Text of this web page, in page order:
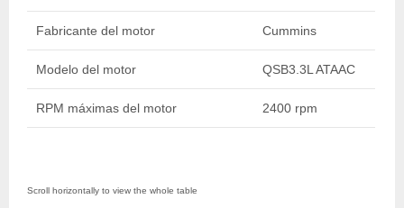
Fabricante del motor Cummins
Modelo del motor QSB3.3L ATAAC
RPM máximas del motor 2400 rpm